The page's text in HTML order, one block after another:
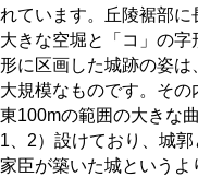
れています。丘陵裾部に
大きな空堀と「コ」の
形に区画した城跡の姿は
大規模なものです。その
東100mの範囲の大きな
1、2）設けており、城郭
家臣が築いた城というよ